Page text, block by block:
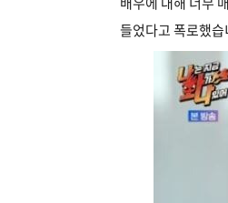
들었다고 폭로했습